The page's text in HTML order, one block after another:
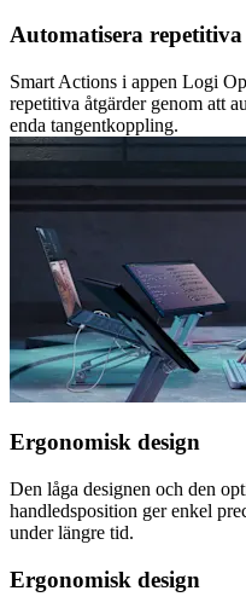
Automatisera
Smart Actions i appen Logi
repetitiva åtgärder genom att
enda tangentkoppling.
Ergonomisk design
Den låga designen och den
handledsposition ger enkel
under längre tid.
Ergonomisk design